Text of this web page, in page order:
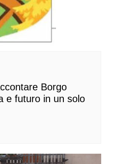
Borgo
e futuro in un solo